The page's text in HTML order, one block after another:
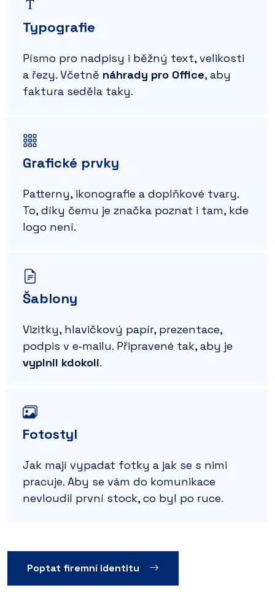
Typografie
Písmo pro nadpisy i běžný text, velikosti
a řezy. Včetně náhrady pro Office, aby
faktura seděla taky.
Grafické prvky
Patterny, ikonografie a doplňkové tvary.
To, díky čemu je značka poznat i tam, kde
logo není.
Šablony
Vizitky, hlavičkový papír, prezentace,
podpis v e‑mailu. Připravené tak, aby je
vyplnil kdokoli.
Fotostyl
Jak mají vypadat fotky a jak se s nimi
pracuje. Aby se vám do komunikace
nevloudil první stock, co byl po ruce.
Poptat firemní identitu